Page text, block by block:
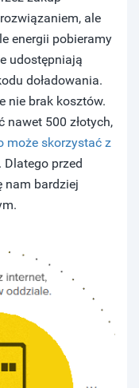
ale
energii pobieramy
udostępniają
doładowania.
nie brak kosztów.
nawet 500 złotych,
może skorzystać z
. Dlatego przed
nam bardziej